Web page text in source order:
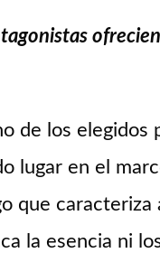
de los elegidos
lugar en el
que
la esencia ni